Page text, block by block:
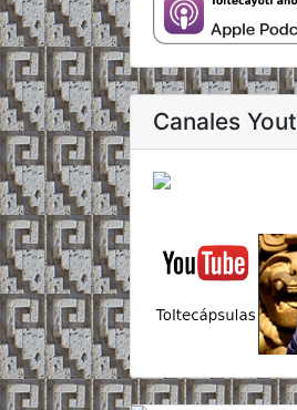
Canales